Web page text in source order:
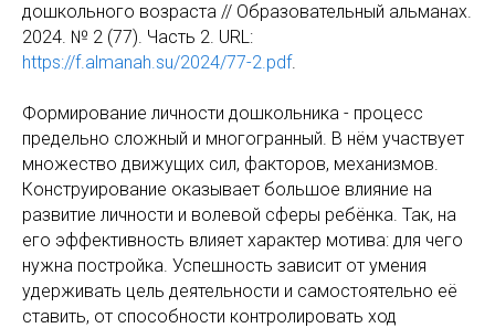
дошкольного возраста // Образовательный альманах.
2024. № 2 (77). Часть 2. URL:
https://f.almanah.su/2024/77-2.pdf.
Формирование личности дошкольника - процесс
предельно сложный и многогранный. В нём участвует
множество движущих сил, факторов, механизмов.
Конструирование оказывает большое влияние на
развитие личности и волевой сферы ребёнка. Так, на
его эффективность влияет характер мотива: для чего
нужна постройка. Успешность зависит от умения
удерживать цель деятельности и самостоятельно её
ставить, от способности контролировать ход